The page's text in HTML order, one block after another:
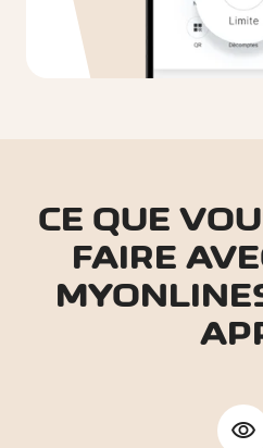
CE QUE
FAIRE
visibility